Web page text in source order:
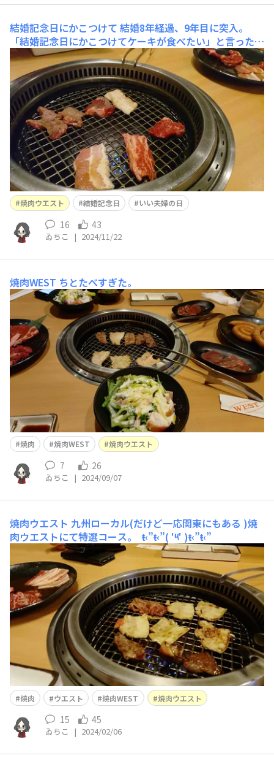
結婚記念日にかこつけて 結婚8年経過、9年目に突入。
「結婚記念日にかこつけてケーキが食べたい」と言ったと
ころ何故か焼肉ウエストに来ました。まぁ美味しいけど
😂デザートにケーキが付いてるのでヨシ(違)
焼肉ウエスト 結婚記念日 いい夫婦の日
16 43
ゐちこ | 2024/11/22
焼肉WEST ちとたべすぎた。
焼肉 焼肉WEST 焼肉ウエスト
7 26
ゐちこ | 2024/09/07
焼肉ウエスト 九州ローカル(だけど一応関東にもある )焼
肉ウエストにて特選コース。 ŧ‹”ŧ‹”( '༥' )ŧ‹”ŧ‹”
焼肉 ウエスト 焼肉WEST 焼肉ウエスト
15 45
ゐちこ | 2024/02/06